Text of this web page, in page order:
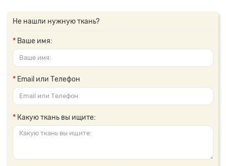
Не нашли нужную ткань?
Ваше имя:
Email или Телефон
Какую ткань вы ищите: